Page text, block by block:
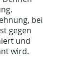
bei
gegen
und
wird.